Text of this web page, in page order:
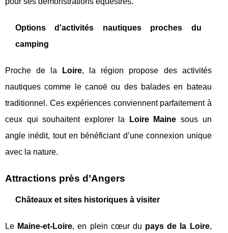
Options d'activités nautiques proches du
camping
Proche de la Loire, la région propose des activités
nautiques comme le canoë ou des balades en bateau
traditionnel. Ces expériences conviennent parfaitement à
ceux qui souhaitent explorer la
Loire Maine sous un
angle inédit, tout en bénéficiant d’une connexion unique
avec la nature.
Attractions près d’Angers
Châteaux et sites historiques à visiter
Le Maine-et-Loire, en plein cœur du pays de la Loire,